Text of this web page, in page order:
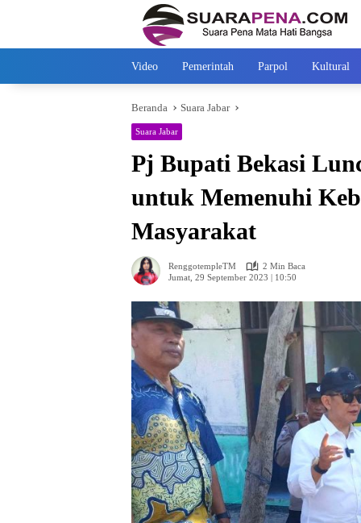
Video Pemerintah Parpol Kultural
Beranda Suara Jabar
Suara Jabar
Pj Bupati Bekasi
untuk Memenuhi
Masyarakat
RenggotempleTM
2 Min Baca
Jumat, 29 September 2023 | 10:50